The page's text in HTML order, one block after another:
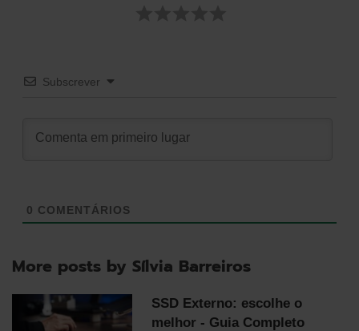
Subscrever
0 COMENTÁRIOS
More posts by Sílvia Barreiros
SSD Externo: escolhe o
melhor - Guia Completo